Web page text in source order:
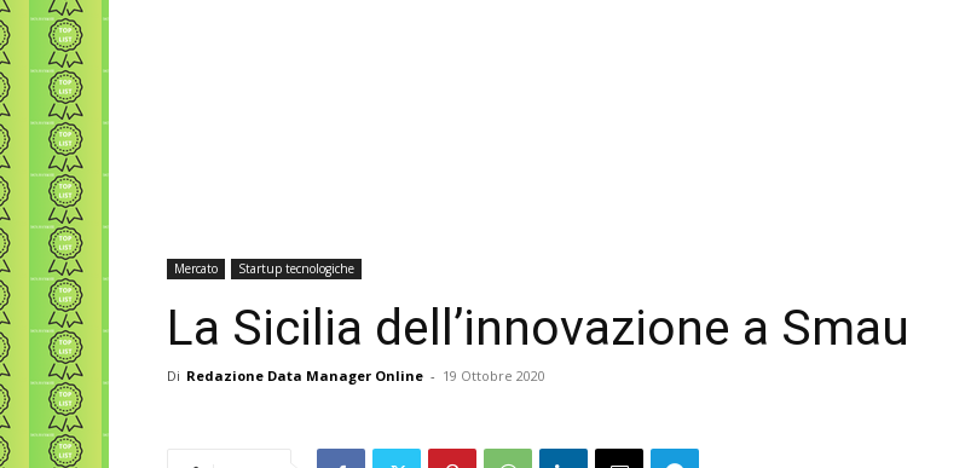
Mercato Startup tecnologiche
La Sicilia dell’innovazione a Smau
Di Redazione Data Manager Online - 19 Ottobre 2020